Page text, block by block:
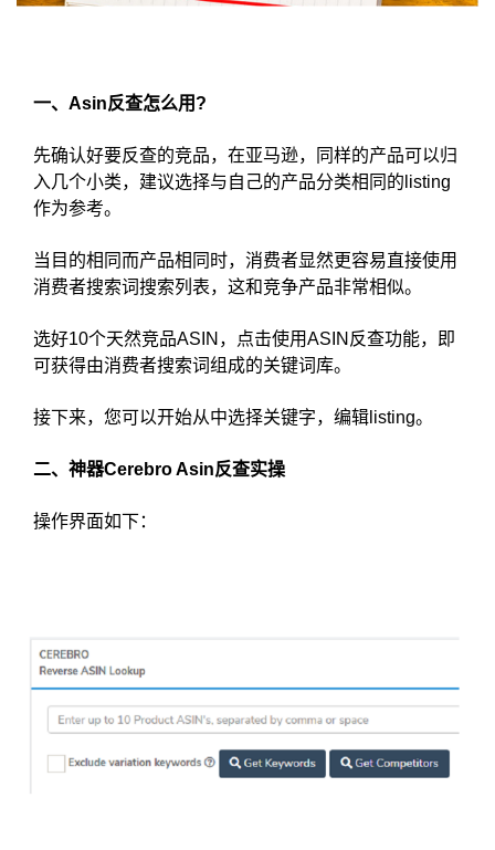
一、Asin反查怎么用?
先确认好要反查的竞品，在亚马逊，同样的产品可以归
入几个小类，建议选择与自己的产品分类相同的listing
作为参考。
当目的相同而产品相同时，消费者显然更容易直接使用
消费者搜索词搜索列表，这和竞争产品非常相似。
选好10个天然竞品ASIN，点击使用ASIN反查功能，即
可获得由消费者搜索词组成的关键词库。
接下来，您可以开始从中选择关键字，编辑listing。
二、神器Cerebro Asin反查实操
操作界面如下：